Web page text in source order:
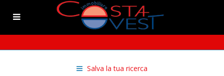
Salva la tua ricerca